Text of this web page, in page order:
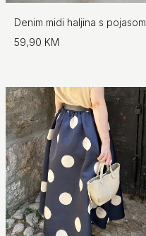
Denim midi haljina s pojasom
59,90 KM